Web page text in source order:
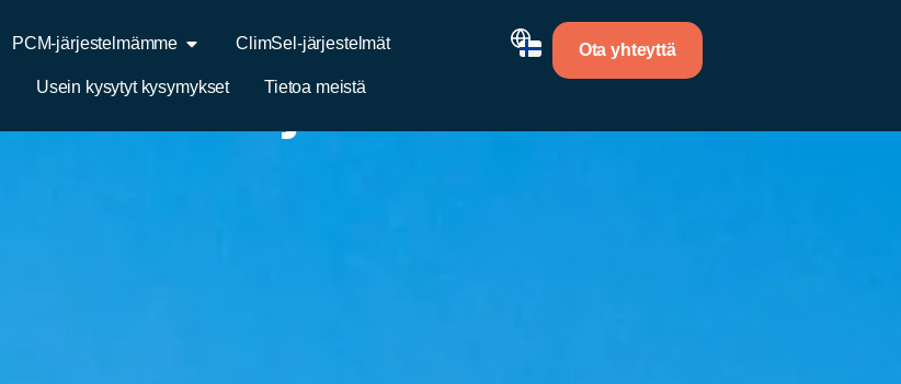
PCM-järjestelmämme ClimSel-järjestelmät
Usein kysytyt kysymykset Tietoa meistä
Ota yhteyttä
ja mekaaniset